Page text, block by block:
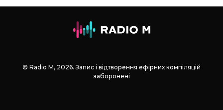
© Radio М, 2026. Запис і відтворення ефірних компіляцій
заборонені